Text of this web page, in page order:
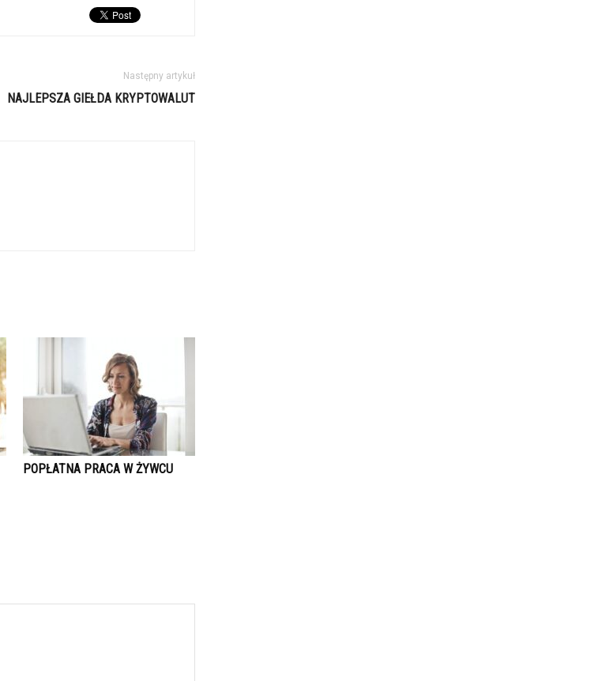
Następny artykuł
NAJLEPSZA GIEŁDA KRYPTOWALUT
POPŁATNA PRACA W ŻYWCU